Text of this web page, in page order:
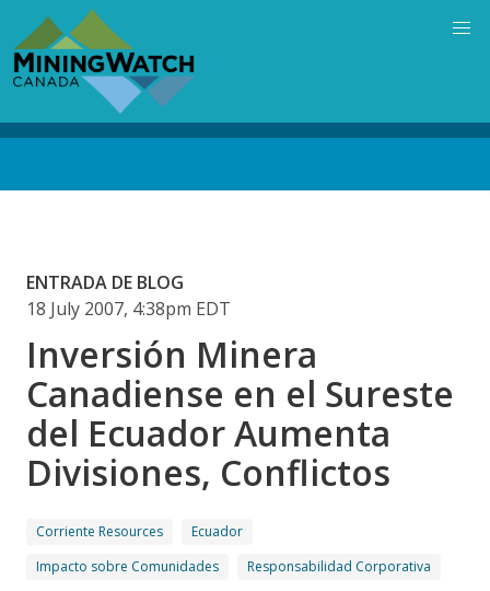
main
content
ENTRADA DE BLOG
18 July 2007, 4:38pm EDT
Inversión Minera
Canadiense en el Sureste
del Ecuador Aumenta
Divisiones, Conflictos
Corriente Resources
Ecuador
Impacto sobre Comunidades
Responsabilidad Corporativa